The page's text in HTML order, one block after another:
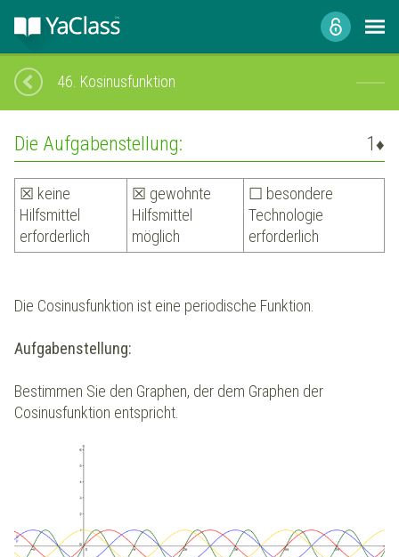
46. Kosinusfunktion
Die Aufgabenstellung: 1♦
☒ keine
Hilfsmittel
erforderlich
☒ gewohnte
Hilfsmittel
möglich
☐ besondere
Technologie
erforderlich
Die Cosinusfunktion ist eine periodische Funktion.
Aufgabenstellung:
Bestimmen Sie den Graphen, der dem Graphen der
Cosinusfunktion entspricht.